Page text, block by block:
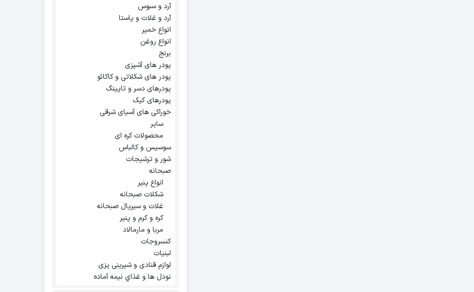
آرد و سبوس
آرد و غلات و پاستا
انواع خمیر
انواع روغن
برنج
پودر های آشپزی
پودر های شکلاتی و کاکائو
پودرهای دسر و تاپینگ
پودرهای کیک
خوراکی های آسیای شرقی
سایر
محصولات کره ای
سوسیس و کالباس
شور و ترشیجات
صبحانه
انواع پنیر
شکلات صبحانه
غلات و سیریال صبحانه
کره و کرم و پنیر
مربا و مارمالاد
کنسروجات
لبنیات
لوازم قنادی و شیرینی پزی
نودل ها و غذاي نيمه آماده